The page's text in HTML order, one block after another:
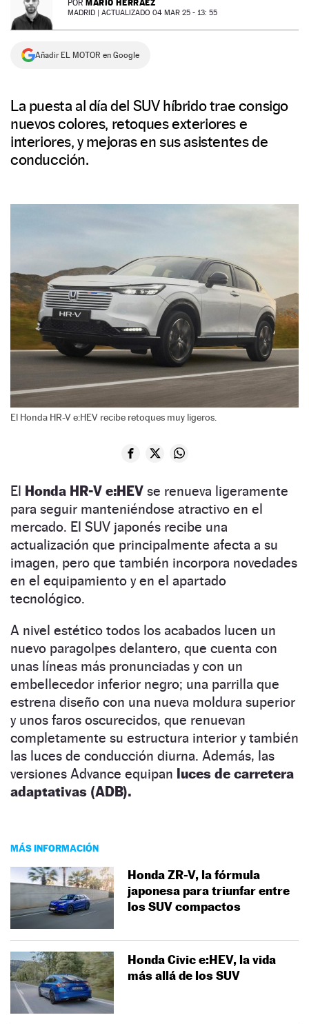
NEWSLETTER
SÍGUENOS
POR MARIO HERRÁEZ
MADRID | ACTUALIZADO 04 MAR 25 - 13: 55
Añadir EL MOTOR en Google
La puesta al día del SUV híbrido trae consigo
nuevos colores, retoques exteriores e
interiores, y mejoras en sus asistentes de
conducción.
El Honda HR-V e:HEV recibe retoques muy ligeros.
El Honda HR-V e:HEV se renueva ligeramente
para seguir manteniéndose atractivo en el
mercado. El SUV japonés recibe una
actualización que principalmente afecta a su
imagen, pero que también incorpora novedades
en el equipamiento y en el apartado
tecnológico.
A nivel estético todos los acabados lucen un
nuevo paragolpes delantero, que cuenta con
unas líneas más pronunciadas y con un
embellecedor inferior negro; una parrilla que
estrena diseño con una nueva moldura superior
y unos faros oscurecidos, que renuevan
completamente su estructura interior y también
las luces de conducción diurna. Además, las
versiones Advance equipan luces de carretera
adaptativas (ADB).
MÁS INFORMACIÓN
Honda ZR-V, la fórmula
japonesa para triunfar entre
los SUV compactos
Honda Civic e:HEV, la vida
más allá de los SUV